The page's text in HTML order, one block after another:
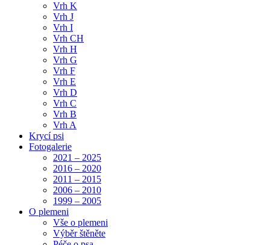
Vrh K
Vrh J
Vrh I
Vrh CH
Vrh H
Vrh G
Vrh F
Vrh E
Vrh D
Vrh C
Vrh B
Vrh A
Krycí psi
Fotogalerie
2021 – 2025
2016 – 2020
2011 – 2015
2006 – 2010
1999 – 2005
O plemeni
Vše o plemeni
Výběr štěněte